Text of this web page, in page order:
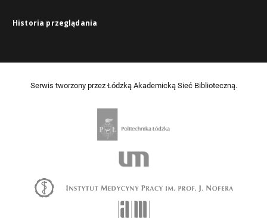
Historia przeglądania
Serwis tworzony przez Łódzką Akademicką Sieć Biblioteczną.